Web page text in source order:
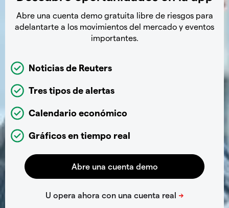
Abre una cuenta demo gratuita libre de riesgos para
adelantarte a los movimientos del mercado y eventos
importantes.
Noticias de Reuters
Tres tipos de alertas
Calendario económico
Gráficos en tiempo real